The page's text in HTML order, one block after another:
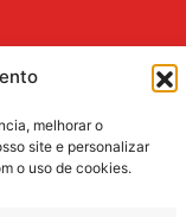
melhorar o
site e personalizar
o uso de cookies.